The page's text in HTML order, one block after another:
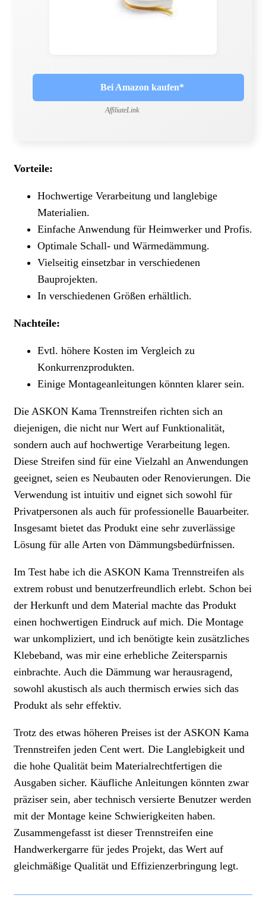
Bei Amazon kaufen*
AffiliateLink
Vorteile:
Hochwertige Verarbeitung und langlebige
Materialien.
Einfache Anwendung für Heimwerker und Profis.
Optimale Schall- und Wärmedämmung.
Vielseitig einsetzbar in verschiedenen
Bauprojekten.
In verschiedenen Größen erhältlich.
Nachteile:
Evtl. höhere Kosten im Vergleich zu
Konkurrenzprodukten.
Einige Montageanleitungen könnten klarer sein.
Die ASKON Kama Trennstreifen richten sich an
diejenigen, die nicht nur Wert auf Funktionalität,
sondern auch auf hochwertige Verarbeitung legen.
Diese Streifen sind für eine Vielzahl an Anwendungen
geeignet, seien es Neubauten oder Renovierungen. Die
Verwendung ist intuitiv und eignet sich sowohl für
Privatpersonen als auch für professionelle Bauarbeiter.
Insgesamt bietet das Produkt eine sehr zuverlässige
Lösung für alle Arten von Dämmungsbedürfnissen.
Im Test habe ich die ASKON Kama Trennstreifen als
extrem robust und benutzerfreundlich erlebt. Schon bei
der Herkunft und dem Material machte das Produkt
einen hochwertigen Eindruck auf mich. Die Montage
war unkompliziert, und ich benötigte kein zusätzliches
Klebeband, was mir eine erhebliche Zeitersparnis
einbrachte. Auch die Dämmung war herausragend,
sowohl akustisch als auch thermisch erwies sich das
Produkt als sehr effektiv.
Trotz des etwas höheren Preises ist der ASKON Kama
Trennstreifen jeden Cent wert. Die Langlebigkeit und
die hohe Qualität beim Materialrechtfertigen die
Ausgaben sicher. Käufliche Anleitungen könnten zwar
präziser sein, aber technisch versierte Benutzer werden
mit der Montage keine Schwierigkeiten haben.
Zusammengefasst ist dieser Trennstreifen eine
Handwerkergarre für jedes Projekt, das Wert auf
gleichmäßige Qualität und Effizienzerbringung legt.